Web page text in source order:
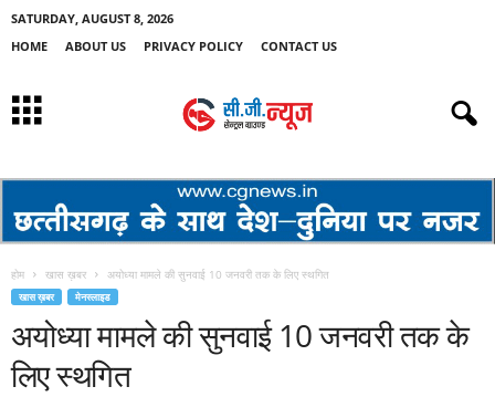
SATURDAY, AUGUST 8, 2026
HOME
ABOUT US PRIVACY POLICY CONTACT US
होम खास ख़बर अयोध्या मामले की सुनवाई 10 जनवरी तक के लिए स्थगित
खास ख़बर मेनस्लाइड
अयोध्या मामले की सुनवाई 10 जनवरी तक के
लिए स्थगित